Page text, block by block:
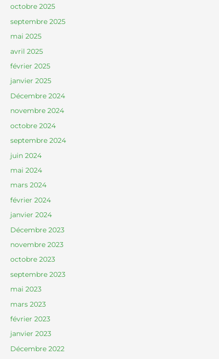
octobre 2025
septembre 2025
mai 2025
avril 2025
février 2025
janvier 2025
Décembre 2024
novembre 2024
octobre 2024
septembre 2024
juin 2024
mai 2024
mars 2024
février 2024
janvier 2024
Décembre 2023
novembre 2023
octobre 2023
septembre 2023
mai 2023
mars 2023
février 2023
janvier 2023
Décembre 2022